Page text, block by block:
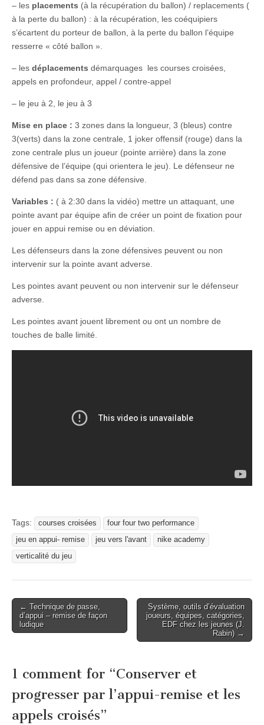
– les placements (à la récupération du ballon) / replacements (
à la perte du ballon) : à la récupération, les coéquipiers
s’écartent du porteur de ballon, à la perte du ballon l’équipe
resserre « côté ballon ».
– les déplacements démarquages les courses croisées,
appels en profondeur, appel / contre-appel
– le jeu à 2, le jeu à 3
Mise en place : 3 zones dans la longueur, 3 (bleus) contre
3(verts) dans la zone centrale, 1 joker offensif (rouge) dans la
zone centrale plus un joueur (pointe arrière) dans la zone
défensive de l’équipe (qui orientera le jeu). Le défenseur ne
défend pas dans sa zone défensive.
Variables : ( à 2:30 dans la vidéo) mettre un attaquant, une
pointe avant par équipe afin de créer un point de fixation pour
jouer en appui remise ou en déviation.
Les défenseurs dans la zone défensives peuvent ou non
intervenir sur la pointe avant adverse.
Les pointes avant peuvent ou non intervenir sur le défenseur
adverse.
Les pointes avant jouent librement ou ont un nombre de
touches de balle limité.
Tags: courses croisées
four four two performance
jeu en appui- remise
jeu vers l'avant
nike academy
verticalité du jeu
Post
navigation
← Technique de passe,
d’appui – remise de façon
ludique
Système, outils d’évaluation
joueurs, équipes, catégories,
EDF chez les jeunes (J.
Rabin) →
1 comment for “Conserver et
progresser par l’appui-remise et les
appels croisés”